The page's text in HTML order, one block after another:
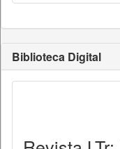
Biblioteca Digital